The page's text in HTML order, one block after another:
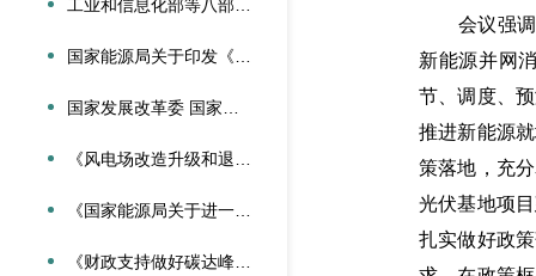
会议强调，
新能源并网
节、调度、
推进新能源
策落地，充
光伏基地项
扎实做好政